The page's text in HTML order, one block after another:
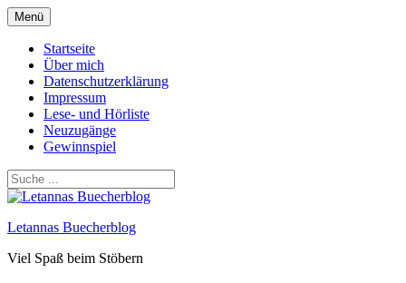
Zum
Inhalt
springen
Menü
Startseite
Über mich
Datenschutzerklärung
Impressum
Lese- und Hörliste
Neuzugänge
Gewinnspiel
Letannas Buecherblog
Viel Spaß beim Stöbern